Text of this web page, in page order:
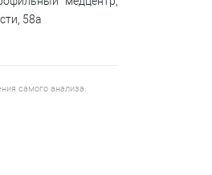
58а
самого анализа.